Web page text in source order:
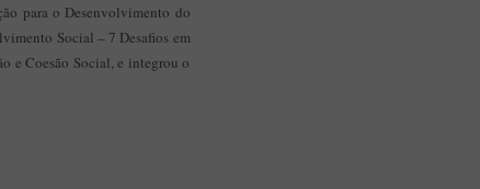
para o Desenvolvimento do
Social – 7 Desafios em
e Coesão Social, e integrou o